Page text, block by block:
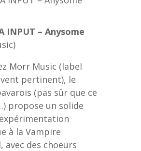
INPUT – Anysome
Morr Music (label
pertinent), le
(pas sûr que ce
propose un solide
à la Vampire
avec des choeurs